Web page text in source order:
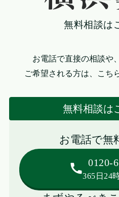
無料相談は
お電話で直接の相談や
ご希望される方は、こち
無料相談は
お電話で無
0120-
365日24